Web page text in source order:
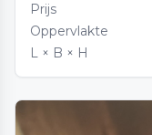
Prijs
Oppervlakte
L × B × H